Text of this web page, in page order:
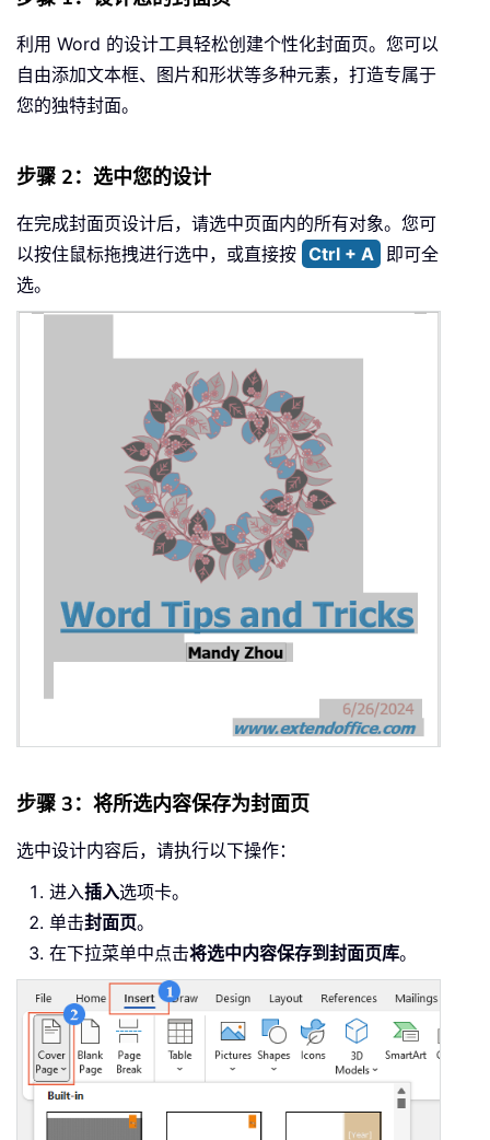
利用 Word 的设计工具轻松创建个性化封面页。您可以
自由添加文本框、图片和形状等多种元素，打造专属于
您的独特封面。
步骤 2：选中您的设计
在完成封面页设计后，请选中页面内的所有对象。您可
以按住鼠标拖拽进行选中，或直接按 Ctrl + A 即可全
选。
步骤 3：将所选内容保存为封面页
选中设计内容后，请执行以下操作：
进入插入选项卡。
单击封面页。
在下拉菜单中点击将选中内容保存到封面页库。